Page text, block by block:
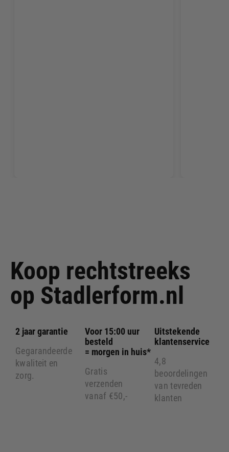
Koop rechtstreeks
op Stadlerform.nl
2 jaar garantie
Gegarandeerde
kwaliteit en
zorg.
Voor 15:00 uur
besteld
= morgen in huis*
Gratis
verzenden
vanaf €50,-
Uitstekende
klantenservice
4,8
beoordelingen
van tevreden
klanten